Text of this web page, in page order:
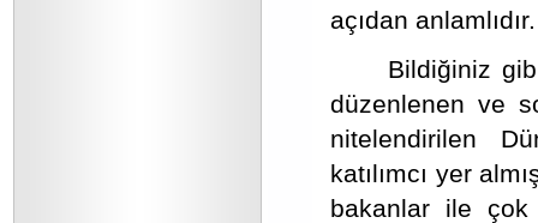
açıdan anlamlıdır.
Bildiğiniz
düzenlenen ve
nitelendirilen
katılımcı yer
bakanlar ile çok